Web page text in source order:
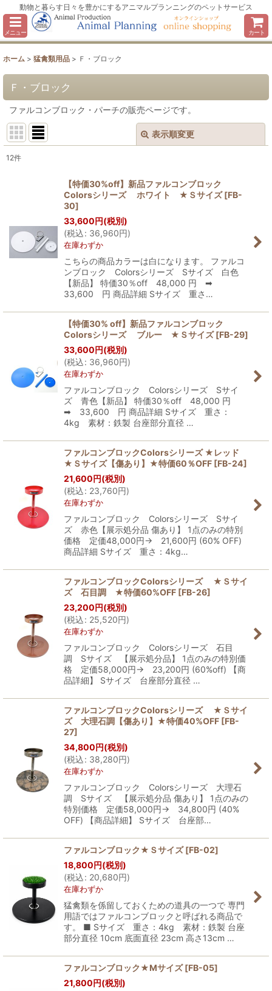
動物と暮らす日々を豊かにするアニマルプランニングのペットサービス
メニュー カート
ホーム > 猛禽類用品 > Ｆ・ブロック
Ｆ・ブロック
ファルコンブロック・パーチの販売ページです。
表示順変更
絞り込む
12件
【特価30%off】新品ファルコンブロック
Colorsシリーズ ホワイト ★Ｓサイズ [FB-
30]
33,600円(税別)
(税込: 36,960円)
在庫わずか
こちらの商品カラーは白になります。 ファルコ
ンブロック Colorsシリーズ Sサイズ 白色
【新品】 特価30％off 48,000 円 ➡
33,600 円 商品詳細 Sサイズ 重さ…
【特価30% off】新品ファルコンブロック
Colorsシリーズ ブルー ★Ｓサイズ [FB-29]
33,600円(税別)
(税込: 36,960円)
在庫わずか
ファルコンブロック Colorsシリーズ Sサイ
ズ 青色【新品】 特価30％off 48,000 円
➡ 33,600 円 商品詳細 Sサイズ 重さ：
4kg 素材：鉄製 台座部分直径 …
ファルコンブロックColorsシリーズ ★レッド
★Ｓサイズ【傷あり】★特価60％OFF [FB-24]
21,600円(税別)
(税込: 23,760円)
在庫わずか
ファルコンブロック Colorsシリーズ Sサイ
ズ 赤色【展示処分品 傷あり】 1点のみの特別
価格 定価48,000円→ 21,600円 (60% OFF)
商品詳細 Sサイズ 重さ：4kg…
ファルコンブロックColorsシリーズ ★Ｓサイ
ズ 石目調 ★特価60%OFF [FB-26]
23,200円(税別)
(税込: 25,520円)
在庫わずか
ファルコンブロック Colorsシリーズ 石目
調 Sサイズ 【展示処分品】 1点のみの特別価
格 定価58,000円→ 23,200円 (60%off) 【商
品詳細】 Sサイズ 台座部分直径 …
ファルコンブロックColorsシリーズ ★Ｓサイ
ズ 大理石調【傷あり】★特価40%OFF [FB-
27]
34,800円(税別)
(税込: 38,280円)
在庫わずか
ファルコンブロック Colorsシリーズ 大理石
調 Sサイズ 【展示処分品 傷あり】 1点のみの
特別価格 定価58,000円→ 34,800円 (40%
OFF) 【商品詳細】 Sサイズ 台座部…
ファルコンブロック★Ｓサイズ [FB-02]
18,800円(税別)
(税込: 20,680円)
在庫わずか
猛禽類を係留しておくための道具の一つで 専門
用語ではファルコンブロックと呼ばれる商品で
す。 ■ Sサイズ 重さ：4kg 素材：鉄製 台座
部分直径 10cm 底面直径 23cm 高さ13cm …
ファルコンブロック★Mサイズ [FB-05]
21,800円(税別)